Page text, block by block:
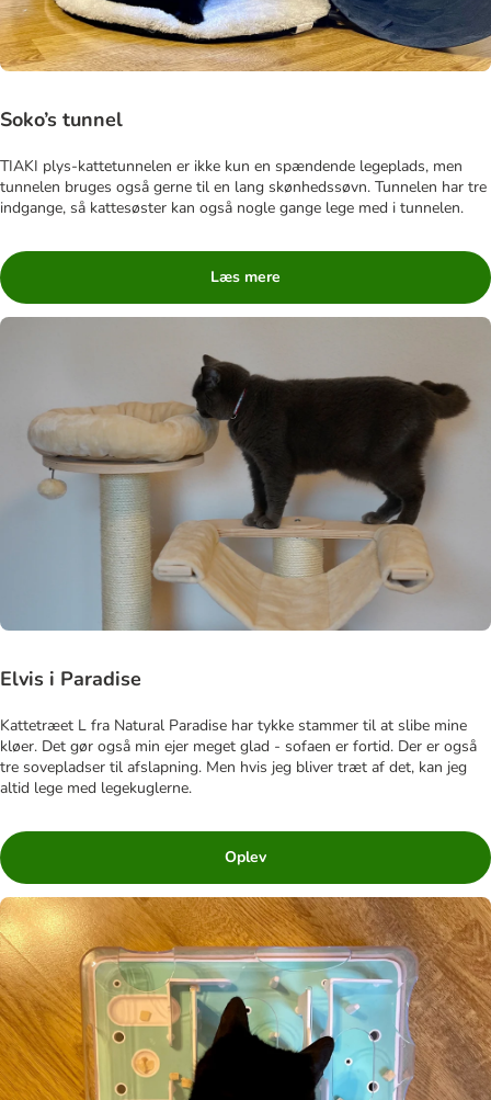
Soko’s tunnel
TIAKI plys-kattetunnelen er ikke kun en spændende legeplads, men
tunnelen bruges også gerne til en lang skønhedssøvn. Tunnelen har tre
indgange, så kattesøster kan også nogle gange lege med i tunnelen.
Læs mere
Elvis i Paradise
Kattetræet L fra Natural Paradise har tykke stammer til at slibe mine
kløer. Det gør også min ejer meget glad - sofaen er fortid. Der er også
tre sovepladser til afslapning. Men hvis jeg bliver træt af det, kan jeg
altid lege med legekuglerne.
Oplev